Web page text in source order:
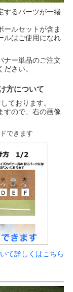
するパーツが一緒
ールセットが含ま
ルはご使用になれ
ナー単品のご注文
さい。
方について
ております。
すので、右の画像
できます
て詳しくはこちら